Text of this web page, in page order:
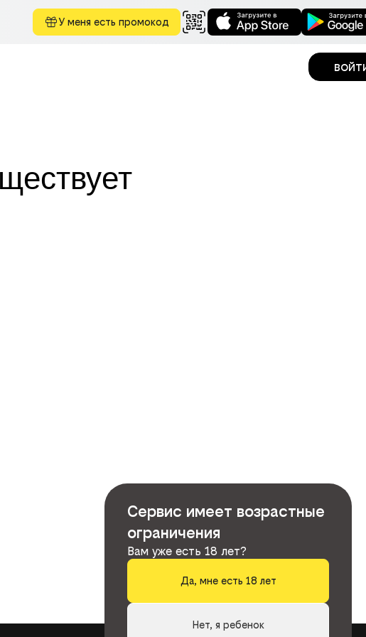
У меня есть промокод
Сервис имеет возрастные
ограничения
Вам уже есть 18 лет?
Да, мне есть 18 лет
Нет, я ребенок